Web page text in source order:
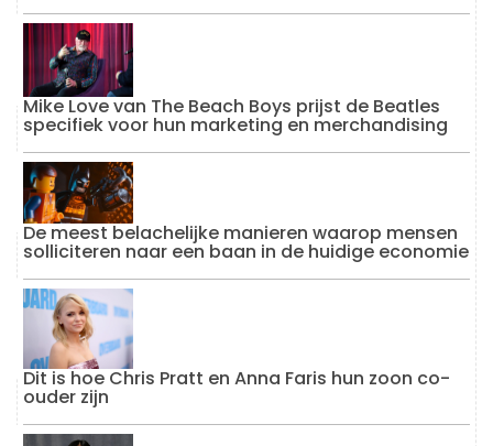
Mike Love van The Beach Boys prijst de Beatles
specifiek voor hun marketing en merchandising
De meest belachelijke manieren waarop mensen
solliciteren naar een baan in de huidige economie
Dit is hoe Chris Pratt en Anna Faris hun zoon co-
ouder zijn